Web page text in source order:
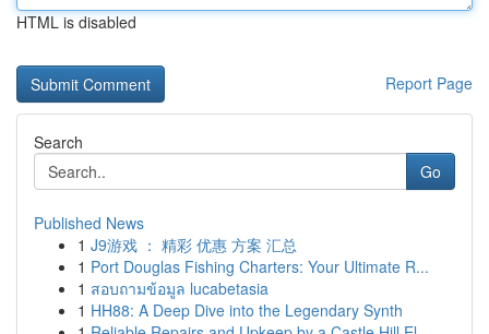
HTML is disabled
Report Page
Search
Go
Published News
1 J9游戏 ： 精彩 优惠 方案 汇总
1 Port Douglas Fishing Charters: Your Ultimate R...
1 สอบถามข้อมูล lucabetasia
1 HH88: A Deep Dive into the Legendary Synth